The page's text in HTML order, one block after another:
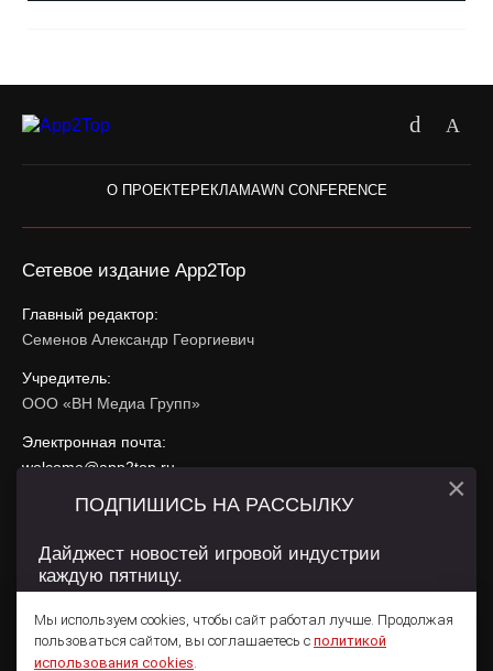
О ПРОЕКТЕРЕКЛАМАWN CONFERENCE
Сетевое издание App2Top
Главный редактор:
Семенов Александр Георгиевич
Учредитель:
ООО «ВН Медиа Групп»
Электронная почта:
welcome@app2top.ru
При использовании материалов активная ссылка на
Сайт использует IP адреса, cookie, данные геолокации
использования содержатся вПолитике конфиденциальностии
Пользовательском соглашении .
Мы используем cookies, чтобы сайт работал лучше. Продолжая
пользоваться сайтом, вы соглашаетесь с политикой
использования cookies.
ПОДПИШИСЬ НА РАССЫЛКУ
Дайджест новостей игровой индустрии
каждую пятницу.
×